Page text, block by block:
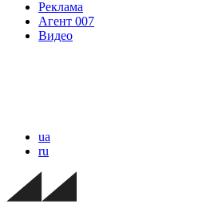
Реклама
Агент 007
Видео
ua
ru